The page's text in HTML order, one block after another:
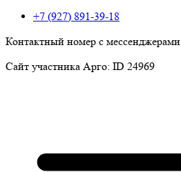
+7 (927) 891-39-18
Контактный номер с мессенджерами
Сайт участника Арго: ID 24969